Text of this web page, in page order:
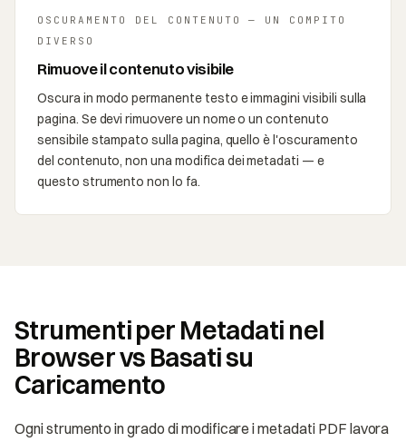
OSCURAMENTO DEL CONTENUTO — UN COMPITO
DIVERSO
Rimuove il contenuto visibile
Oscura in modo permanente testo e immagini visibili sulla
pagina. Se devi rimuovere un nome o un contenuto
sensibile stampato sulla pagina, quello è l'oscuramento
del contenuto, non una modifica dei metadati — e
questo strumento non lo fa.
Strumenti per Metadati nel
Browser vs Basati su
Caricamento
Ogni strumento in grado di modificare i metadati PDF lavora